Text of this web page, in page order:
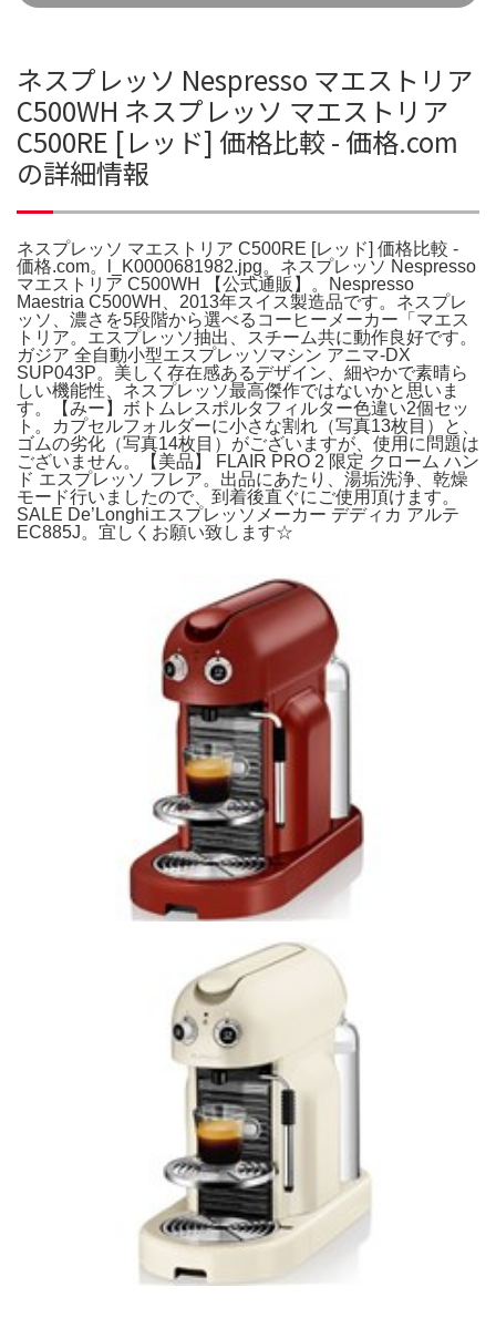
ネスプレッソ Nespresso マエストリア
C500WH ネスプレッソ マエストリア
C500RE [レッド] 価格比較 - 価格.com
の詳細情報
ネスプレッソ マエストリア C500RE [レッド] 価格比較 -
価格.com。l_K0000681982.jpg。ネスプレッソ Nespresso
マエストリア C500WH 【公式通販】。Nespresso
Maestria C500WH、2013年スイス製造品です。ネスプレ
ッソ、濃さを5段階から選べるコーヒーメーカー「マエス
トリア。エスプレッソ抽出、スチーム共に動作良好です。
ガジア 全自動小型エスプレッソマシン アニマ-DX
SUP043P。美しく存在感あるデザイン、細やかで素晴ら
しい機能性、ネスプレッソ最高傑作ではないかと思いま
す。【みー】ボトムレスポルタフィルター色違い2個セッ
ト。カプセルフォルダーに小さな割れ（写真13枚目）と、
ゴムの劣化（写真14枚目）がございますが、使用に問題は
ございません。【美品】 FLAIR PRO 2 限定 クローム ハン
ド エスプレッソ フレア。出品にあたり、湯垢洗浄、乾燥
モード行いましたので、到着後直ぐにご使用頂けます。
SALE De’Longhiエスプレッソメーカー デディカ アルテ
EC885J。宜しくお願い致します☆